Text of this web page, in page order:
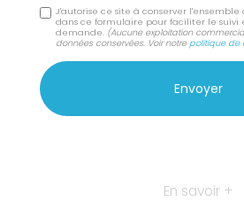
J'autorise ce site à conserver l'ensemble
dans ce formulaire pour faciliter le
demande. (Aucune exploitation
données conservées. Voir notrepolitique de
En savoir +